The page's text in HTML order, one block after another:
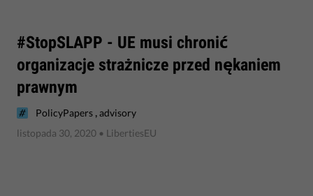
​#StopSLAPP - UE musi chronić
organizacje strażnicze przed nękaniem
prawnym
PolicyPapers ,advisory
listopada 30, 2020 • LibertiesEU